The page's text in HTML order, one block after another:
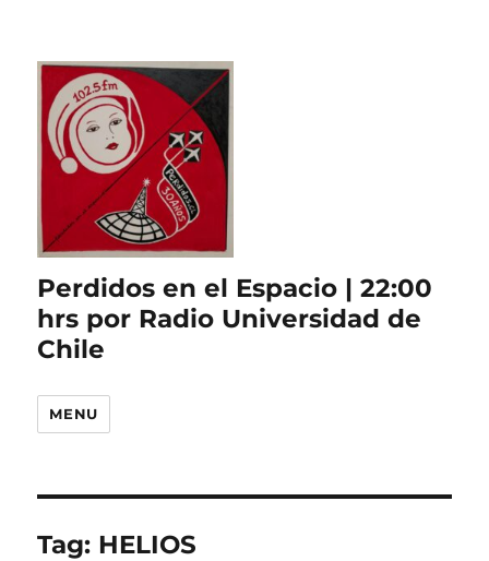
Perdidos en el Espacio | 22:00
hrs por Radio Universidad de
Chile
MENU
Tag: HELIOS